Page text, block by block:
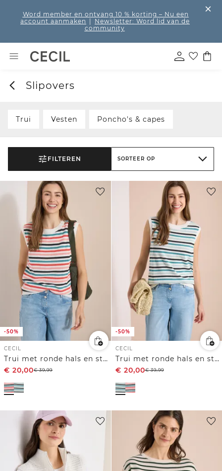
Word member en ontvang 10 % korting – Nu een
account aanmaken
Newsletter: Word lid van de
community
Slipovers
Trui Vesten Poncho's & capes
FILTEREN SORTEER OP
-50%
CECIL
Trui met ronde hals en strepen
€ 20,00€39,99
-50%
CECIL
Trui met ronde hals en strepen
€ 20,00€39,99